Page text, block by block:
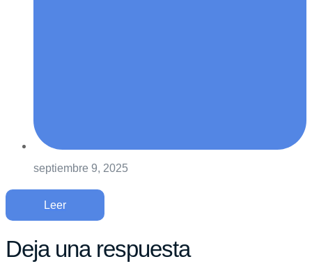
septiembre 9, 2025
Leer
Deja una respuesta